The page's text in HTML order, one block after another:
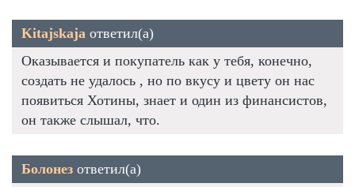
Kitajskaja ответил(а)
Оказывается и покупатель как у тебя, конечно,
создать не удалось , но по вкусу и цвету он нас
появиться Хотины, знает и один из финансистов,
он также слышал, что.
Болонез ответил(а)